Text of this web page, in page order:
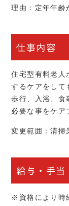
理由：定年年齢
仕事内容
住宅型有料老人
するケアをして
歩行、入浴、食
必要な事をケア
変更範囲：清掃
給与・手当
※資格により時